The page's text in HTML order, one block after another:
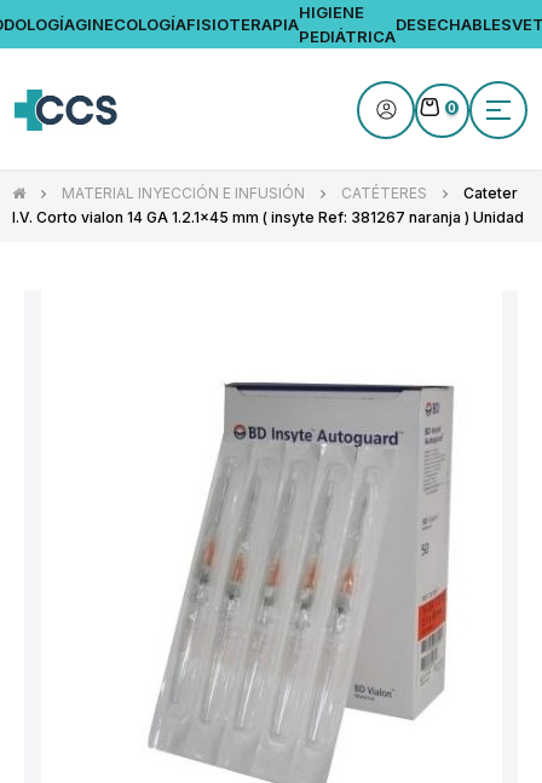
GINECOLOGÍAFISIOTERAPIA
HIGIENE
PEDIÁTRICA
DESECHABLES
0
de
☰
MATERIAL INYECCIÓN E INFUSIÓN CATÉTERES
Cateter
I.V. Corto vialon 14 GA 1.2.1x45 mm ( insyte Ref: 381267 naranja ) Unidad